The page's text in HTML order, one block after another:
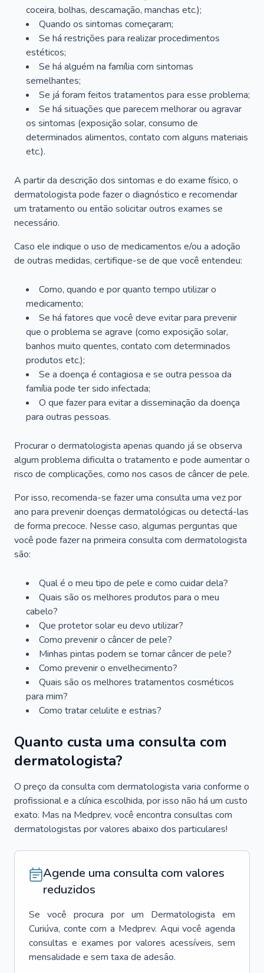
coceira, bolhas, descamação, manchas etc.);
Quando os sintomas começaram;
Se há restrições para realizar procedimentos
estéticos;
Se há alguém na família com sintomas
semelhantes;
Se já foram feitos tratamentos para esse problema;
Se há situações que parecem melhorar ou agravar
os sintomas (exposição solar, consumo de
determinados alimentos, contato com alguns materiais
etc.).
A partir da descrição dos sintomas e do exame físico, o
dermatologista pode fazer o diagnóstico e recomendar
um tratamento ou então solicitar outros exames se
necessário.
Caso ele indique o uso de medicamentos e/ou a adoção
de outras medidas, certifique-se de que você entendeu:
Como, quando e por quanto tempo utilizar o
medicamento;
Se há fatores que você deve evitar para prevenir
que o problema se agrave (como exposição solar,
banhos muito quentes, contato com determinados
produtos etc.);
Se a doença é contagiosa e se outra pessoa da
família pode ter sido infectada;
O que fazer para evitar a disseminação da doença
para outras pessoas.
Procurar o dermatologista apenas quando já se observa
algum problema dificulta o tratamento e pode aumentar o
risco de complicações, como nos casos de câncer de pele.
Por isso, recomenda-se fazer uma consulta uma vez por
ano para prevenir doenças dermatológicas ou detectá-las
de forma precoce. Nesse caso, algumas perguntas que
você pode fazer na primeira consulta com dermatologista
são:
Qual é o meu tipo de pele e como cuidar dela?
Quais são os melhores produtos para o meu
cabelo?
Que protetor solar eu devo utilizar?
Como prevenir o câncer de pele?
Minhas pintas podem se tornar câncer de pele?
Como prevenir o envelhecimento?
Quais são os melhores tratamentos cosméticos
para mim?
Como tratar celulite e estrias?
Quanto custa uma consulta com
dermatologista?
O preço da consulta com dermatologista varia conforme o
profissional e a clínica escolhida, por isso não há um custo
exato. Mas na Medprev, você encontra consultas com
dermatologistas por valores abaixo dos particulares!
Agende uma consulta com valores
reduzidos
Se você procura por um Dermatologista em
Curiúva, conte com a Medprev. Aqui você agenda
consultas e exames por valores acessíveis, sem
mensalidade e sem taxa de adesão.